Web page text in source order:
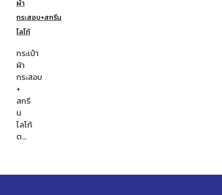
ผ้า
กระสอบ+สกรีน
โลโก้
กระเป๋า
ผ้า
กระสอบ
+
สกรี
น
โลโก้
ต…